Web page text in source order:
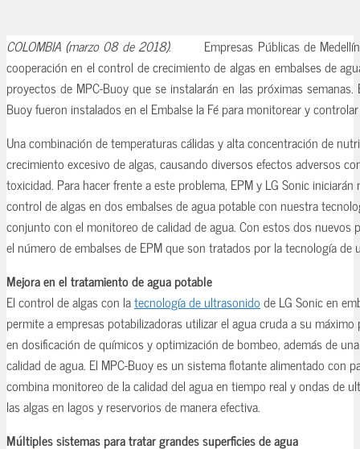
COLOMBIA (marzo 08 de 2018).
Empresas Públicas de
cooperación en el control de crecimiento de algas en embalses de
proyectos de MPC-Buoy que se instalarán en las próximas
Buoy fueron instalados en el Embalse la Fé para monitorear y
Una combinación de temperaturas cálidas y alta concentración de
crecimiento excesivo de algas, causando diversos efectos adversos
toxicidad. Para hacer frente a este problema, EPM y LG Sonic
control de algas en dos embalses de agua potable con nuestra
conjunto con el monitoreo de calidad de agua. Con estos dos nuevos
el número de embalses de EPM que son tratados por la tecnología de
Mejora en el tratamiento de agua potable
El control de algas con latecnología de ultrasonidode LG Sonic en
permite a empresas potabilizadoras utilizar el agua cruda a su
en dosificación de químicos y optimización de bombeo, además de
calidad de agua. El MPC-Buoy es un sistema flotante alimentado con
combina monitoreo de la calidad del agua en tiempo real y ondas de
las algas en lagos y reservorios de manera efectiva.
Múltiples sistemas para tratar grandes superficies de agua